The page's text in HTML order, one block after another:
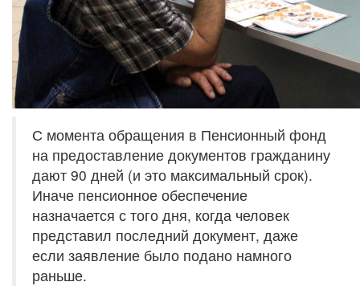
С момента обращения в Пенсионный фонд
на предоставление документов гражданину
дают 90 дней (и это максимальный срок).
Иначе пенсионное обеспечение
назначается с того дня, когда человек
представил последний документ, даже
если заявление было подано намного
раньше.